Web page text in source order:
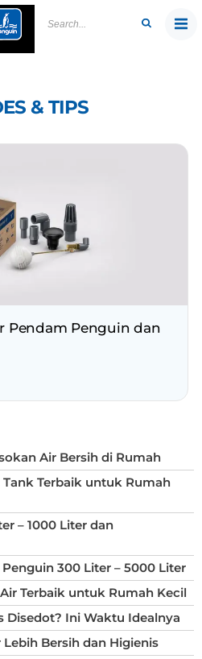
Skip
content
& TIPS
Pendam Penguin dan
Air Bersih di Rumah
Terbaik untuk Rumah
– 1000 Liter dan
300 Liter – 5000 Liter
Terbaik untuk Rumah Kecil
Disedot? Ini Waktu Idealnya
Bersih dan Higienis